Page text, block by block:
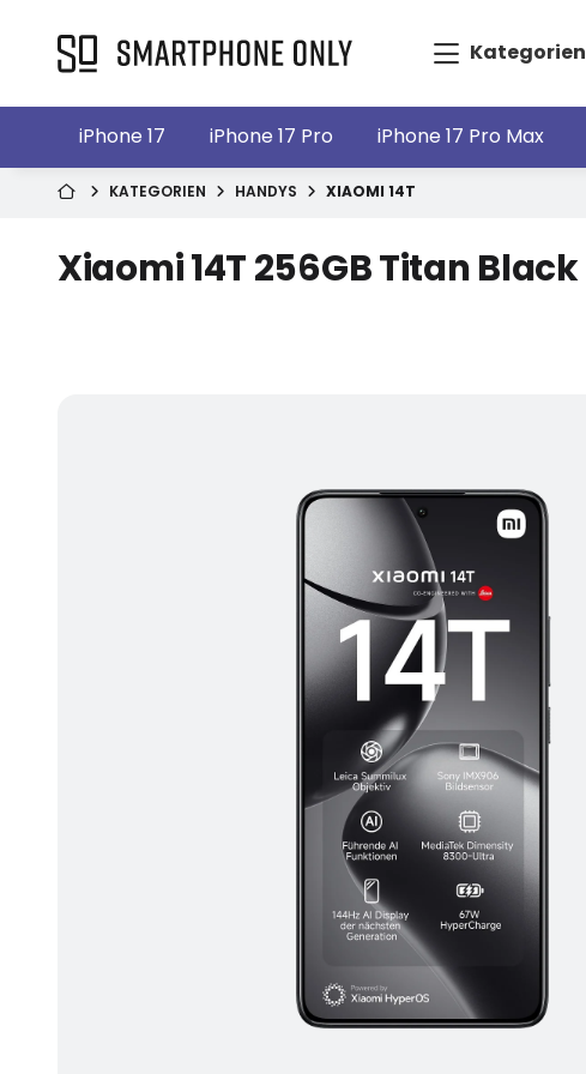
Kategorien
iPhone 17 iPhone 17 Pro iPhone 17 Pro Max
KATEGORIEN HANDYS XIAOMI 14T
Xiaomi 14T 256GB Titan Black